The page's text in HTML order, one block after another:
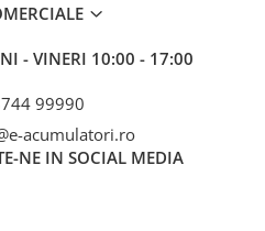
- VINERI 10:00 - 17:00
99990
acumulatori.ro
NE IN SOCIAL MEDIA